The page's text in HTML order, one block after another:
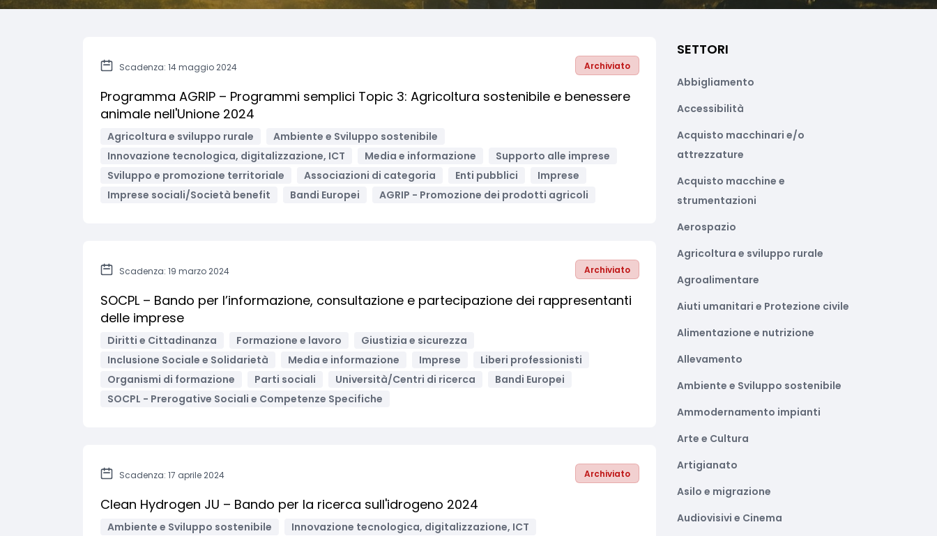
Scadenza: 14 maggio 2024 Archiviato
Programma AGRIP – Programmi semplici Topic 3: Agricoltura sostenibile e benessere
animale nell'Unione 2024
Agricoltura e sviluppo rurale
Ambiente e Sviluppo sostenibile
Innovazione tecnologica, digitalizzazione, ICT
Media e informazione
Supporto alle imprese
Sviluppo e promozione territoriale
Associazioni di categoria Enti pubblici
Imprese
Imprese sociali/Società benefit
Bandi Europei AGRIP - Promozione dei prodotti agricoli
Scadenza: 19 marzo 2024 Archiviato
SOCPL – Bando per l’informazione, consultazione e partecipazione dei rappresentanti
delle imprese
Diritti e Cittadinanza Formazione e lavoro
Giustizia e sicurezza
Inclusione Sociale e Solidarietà
Media e informazione Imprese
Liberi professionisti
Organismi di formazione
Parti sociali Università/Centri di ricerca
Bandi Europei
SOCPL - Prerogative Sociali e Competenze Specifiche
Scadenza: 17 aprile 2024 Archiviato
Clean Hydrogen JU – Bando per la ricerca sull'idrogeno 2024
Ambiente e Sviluppo sostenibile
Innovazione tecnologica, digitalizzazione, ICT
SETTORI
Abbigliamento
Accessibilità
Acquisto macchinari e/o
attrezzature
Acquisto macchine e
strumentazioni
Aerospazio
Agricoltura e sviluppo rurale
Agroalimentare
Aiuti umanitari e Protezione civile
Alimentazione e nutrizione
Allevamento
Ambiente e Sviluppo sostenibile
Ammodernamento impianti
Arte e Cultura
Artigianato
Asilo e migrazione
Audiovisivi e Cinema